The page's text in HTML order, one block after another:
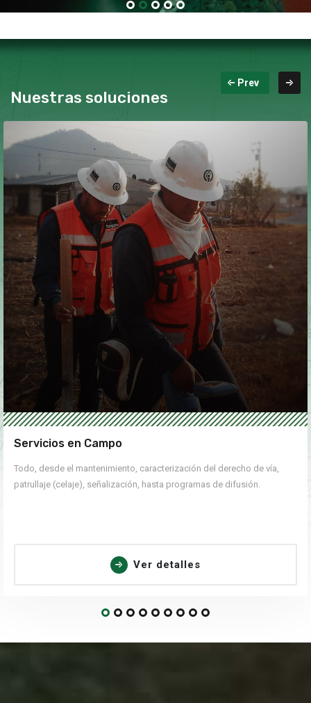
Nuestras soluciones
Servicios en Campo
Todo, desde el mantenimiento, caracterización del derecho de vía,
patrullaje (celaje), señalización, hasta programas de difusión.
Ver detalles